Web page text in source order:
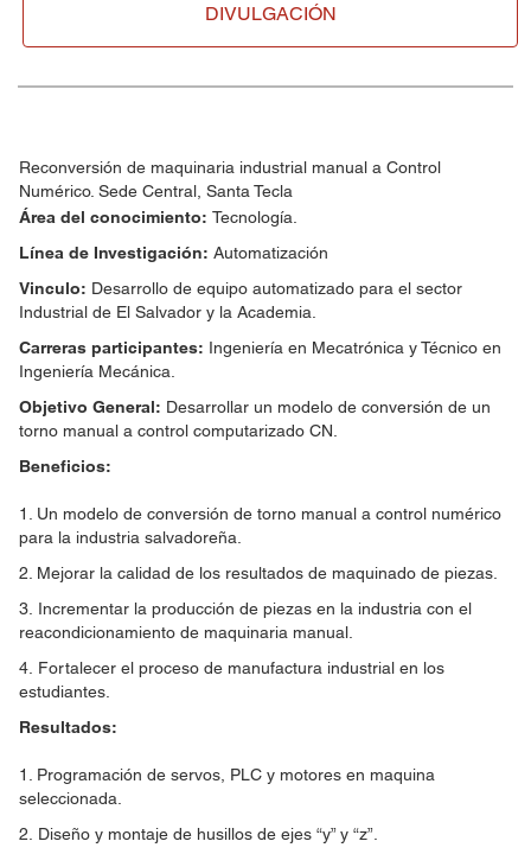
DIVULGACIÓN
Reconversión de maquinaria industrial manual a Control
Numérico. Sede Central, Santa Tecla
Área del conocimiento: Tecnología.
Línea de Investigación: Automatización
Vinculo: Desarrollo de equipo automatizado para el sector
Industrial de El Salvador y la Academia.
Carreras participantes: Ingeniería en Mecatrónica y Técnico en
Ingeniería Mecánica.
Objetivo General: Desarrollar un modelo de conversión de un
torno manual a control computarizado CN.
Beneficios:
1. Un modelo de conversión de torno manual a control numérico
para la industria salvadoreña.
2. Mejorar la calidad de los resultados de maquinado de piezas.
3. Incrementar la producción de piezas en la industria con el
reacondicionamiento de maquinaria manual.
4. Fortalecer el proceso de manufactura industrial en los
estudiantes.
Resultados:
1. Programación de servos, PLC y motores en maquina
seleccionada.
2. Diseño y montaje de husillos de ejes “y” y “z”.